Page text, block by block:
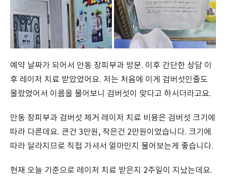
예약 날짜가 되어서 안동 장피부과 방문. 이후 간단한 상담 이
후 레이저 치료 받았었어요. 저는 처음에 이게 검버섯인줄도
몰랐었어서 이름을 물어보니 검버섯이 맞다고 하시더라고요.
안동 장피부과 검버섯 제거 레이저 치료 비용은 검버섯 크기에
따라 다른데요. 큰건 3만원, 작은건 2만원이었습니다. 크기에
따라 달라지므로 직접 가셔서 얼마인지 물어보는게 좋습니다.
현재 오늘 기준으로 레이저 치료 받은지 2주일이 지났는데요.